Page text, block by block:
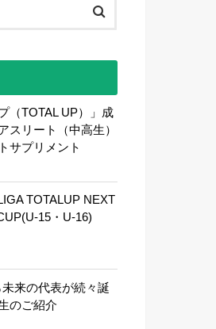
（TOTAL UP）」成
スリート（中高生）
サプリメント
TOTALUP NEXT
15・U-16)
来の代表が続々誕
のご紹介